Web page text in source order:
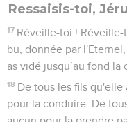
Ressaisis-toi,
17 Réveille-toi !
bu, donnée par
as vidé jusqu’au fond
18 De tous les fils qu'elle
pour la conduire. De